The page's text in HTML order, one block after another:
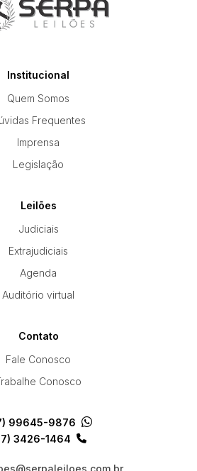
Institucional
Quem Somos
Frequentes
Imprensa
Legislação
Leilões
Judiciais
Extrajudiciais
Agenda
Auditório virtual
Contato
Fale Conosco
Conosco
99645-9876
3426-1464